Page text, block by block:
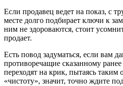
Если продавец ведет на показ, с
месте долго подбирает ключи к
ним не здороваются, стоит
продает.
Есть повод задуматься, если вам
противоречащие сказанному
переходят на крик, пытаясь таким
«чистоту», значит, точно ждите